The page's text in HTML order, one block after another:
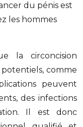
du pénis est
les hommes
la circoncision
comme
peuvent
des infections
Il est donc